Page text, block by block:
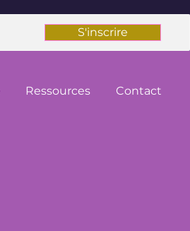
S'inscrire
Ressources Contact